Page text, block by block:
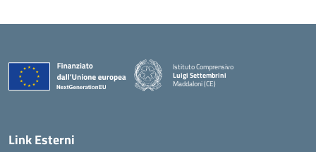
Istituto Comprensivo
Luigi Settembrini
Maddaloni (CE)
Link Esterni